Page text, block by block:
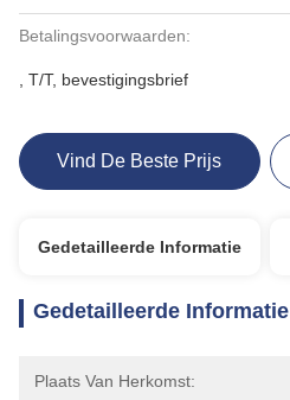
Betalingsvoorwaarden:
, T/T, bevestigingsbrief
Vind De Beste Prijs
Gedetailleerde Informatie
Gedetailleerde Informatie
Plaats Van Herkomst: